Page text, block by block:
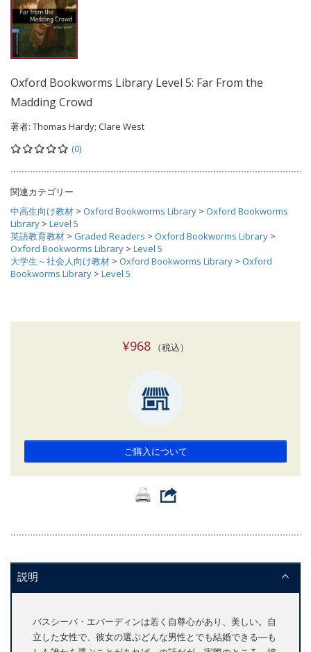
Oxford Bookworms Library Level 5: Far From the
Madding Crowd
著者: Thomas Hardy; Clare West
(0)
関連カテゴリー
中高生向け教材 > Oxford Bookworms Library > Oxford Bookworms
Library > Level 5
英語教育教材 > Graded Readers > Oxford Bookworms Library >
Oxford Bookworms Library > Level 5
大学生～社会人向け教材 > Oxford Bookworms Library > Oxford
Bookworms Library > Level 5
¥968 （税込）
ご購入について
説明
バスシーバ・エバーディンは若く自尊心があり、美しい。自
立した女性で、彼女の選ぶどんな男性とでも結婚できる―も